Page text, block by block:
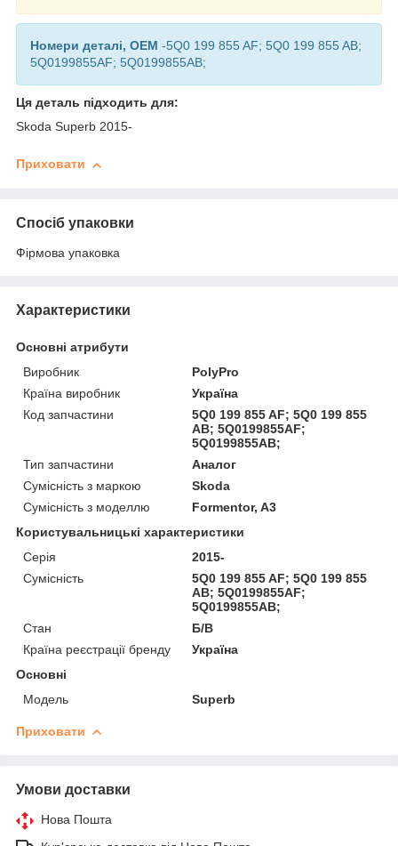
Номери деталі, OEM -5Q0 199 855 AF; 5Q0 199 855 AB;
5Q0199855AF; 5Q0199855AB;
Ця деталь підходить для:
Skoda Superb 2015-
Приховати
Спосіб упаковки
Фірмова упаковка
Характеристики
Основні атрибути
Виробник
PolyPro
Країна виробник
Україна
Код запчастини
5Q0 199 855 AF; 5Q0 199 855
AB; 5Q0199855AF;
5Q0199855AB;
Тип запчастини
Аналог
Сумісність з маркою
Skoda
Сумісність з моделлю
Formentor, A3
Користувальницькі характеристики
Серія
2015-
Сумісність
5Q0 199 855 AF; 5Q0 199 855
AB; 5Q0199855AF;
5Q0199855AB;
Стан
Б/В
Країна реєстрації бренду
Україна
Основні
Модель
Superb
Приховати
Умови доставки
Нова Пошта